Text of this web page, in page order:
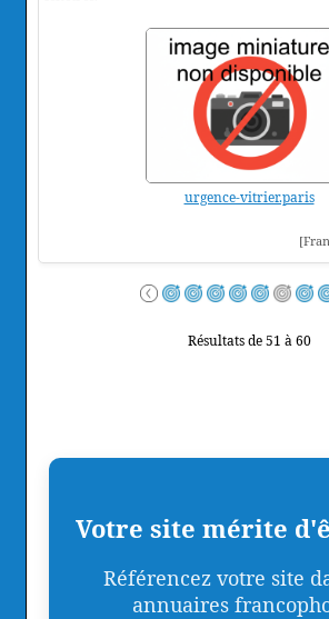
urgence-vitrier.paris
Résultats de 51 à 60
Votre site mérite
Référencez votre site
annuaires